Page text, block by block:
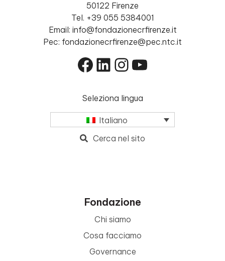
50122 Firenze
Tel. +39 055 5384001
Email: info@fondazionecrfirenze.it
Pec: fondazionecrfirenze@pec.ntc.it
Facebook
LinkedIn
Instagram
YouTube
Seleziona lingua
Italiano
Cerca nel sito
Fondazione
Chi siamo
Cosa facciamo
Governance